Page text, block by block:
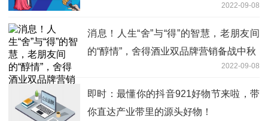
2022-09-08
消息！人生“舍”与“得”的智慧，老朋友间
的“醇情”，舍得酒业双品牌营销备战中秋
2022-09-08
即时：最懂你的抖音921好物节来啦，带
你直达产业带里的源头好物！